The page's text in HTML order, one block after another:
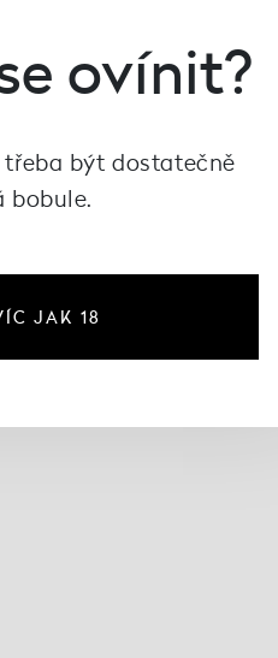
ovínit?
být dostatečně
bobule.
JAK 18